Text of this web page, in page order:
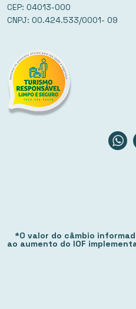
CEP: 04013-000
CNPJ: 00.424.533/0001- 09
*O valor do câmbio
ao aumento do IOF